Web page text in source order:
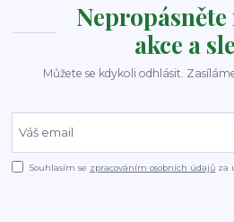
akce a
Můžete se kdykoli odhlásit.
Souhlasím se zpracováním osobních údajů za